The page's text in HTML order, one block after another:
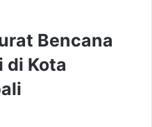
Bencana
di Kota